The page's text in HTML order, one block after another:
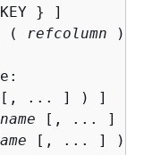
KEY } ]
( refcolumn )
[, ... ] ) ]
[, ... ] )
[, ... ] )